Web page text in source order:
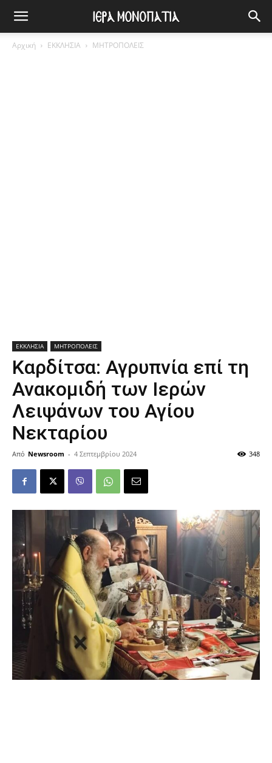
Αρχική ΕΚΚΛΗΣΙΑ ΜΗΤΡΟΠΟΛΕΙΣ
ΕΚΚΛΗΣΙΑ ΜΗΤΡΟΠΟΛΕΙΣ
Καρδίτσα: Αγρυπνία επί τη
Ανακομιδή των Ιερών
Λειψάνων του Αγίου
Νεκταρίου
Από Newsroom - 4 Σεπτεμβρίου 2024 348